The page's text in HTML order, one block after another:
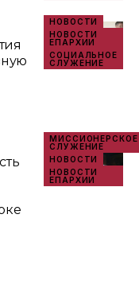
НОВОСТИ
НОВОСТИ
ЕПАРХИИ
СОЦИАЛЬНОЕ
СЛУЖЕНИЕ
МИССИОНЕРСКОЕ
СЛУЖЕНИЕ
НОВОСТИ
НОВОСТИ
ЕПАРХИИ